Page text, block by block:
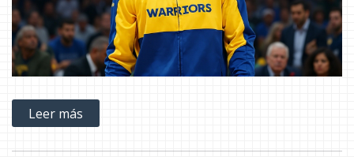
Leer más